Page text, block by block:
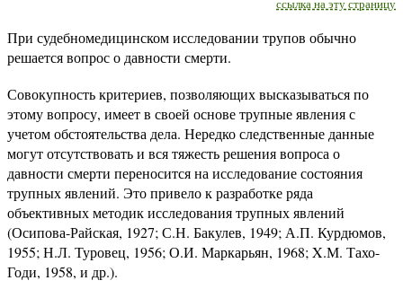
ссылка на эту страницу
При судебномедицинском исследовании трупов обычно
решается вопрос о давности смерти.
Совокупность критериев, позволяющих высказываться по
этому вопросу, имеет в своей основе трупные явления с
учетом обстоятельства дела. Нередко следственные данные
могут отсутствовать и вся тяжесть решения вопроса о
давности смерти переносится на исследование состояния
трупных явлений. Это привело к разработке ряда
объективных методик исследования трупных явлений
(Осипова-Райская, 1927; С.Н. Бакулев, 1949; А.П. Курдюмов,
1955; Н.Л. Туровец, 1956; О.И. Маркарьян, 1968; X.М. Тахо-
Годи, 1958, и др.).